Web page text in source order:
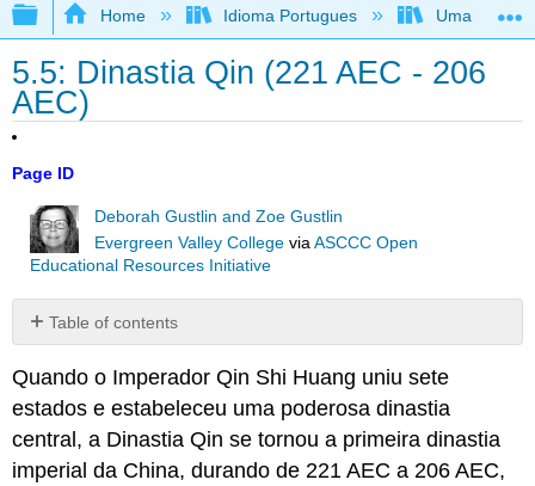
Expand/collapse global hierarchy
Home Idioma Portugues Uma
5.5: Dinastia Qin (221 AEC - 206
AEC)
Page ID
Deborah Gustlin and Zoe Gustlin
Evergreen Valley College viaASCCC Open
Educational Resources Initiative
Table of contents
Making
the
Warrior:
Os
soldados
Quando o Imperador Qin Shi Huang uniu sete
estados e estabeleceu uma poderosa dinastia
central, a Dinastia Qin se tornou a primeira dinastia
imperial da China, durando de 221 AEC a 206 AEC,